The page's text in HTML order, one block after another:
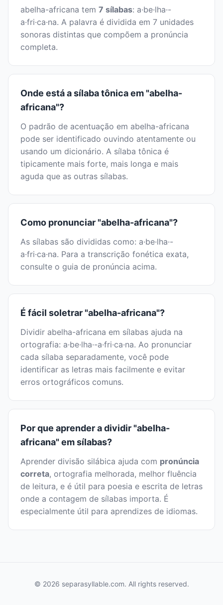
abelha-africana tem 7 sílabas: a·be·lha·-
a·fri·ca·na. A palavra é dividida em 7 unidades
sonoras distintas que compõem a pronúncia
completa.
Onde está a sílaba tônica em "abelha-
africana"?
O padrão de acentuação em abelha-africana
pode ser identificado ouvindo atentamente ou
usando um dicionário. A sílaba tônica é
tipicamente mais forte, mais longa e mais
aguda que as outras sílabas.
Como pronunciar "abelha-africana"?
As sílabas são divididas como: a·be·lha·-
a·fri·ca·na. Para a transcrição fonética exata,
consulte o guia de pronúncia acima.
É fácil soletrar "abelha-africana"?
Dividir abelha-africana em sílabas ajuda na
ortografia: a·be·lha·-a·fri·ca·na. Ao pronunciar
cada sílaba separadamente, você pode
identificar as letras mais facilmente e evitar
erros ortográficos comuns.
Por que aprender a dividir "abelha-
africana" em sílabas?
Aprender divisão silábica ajuda com pronúncia
correta, ortografia melhorada, melhor fluência
de leitura, e é útil para poesia e escrita de letras
onde a contagem de sílabas importa. É
especialmente útil para aprendizes de idiomas.
© 2026 separasyllable.com. All rights reserved.